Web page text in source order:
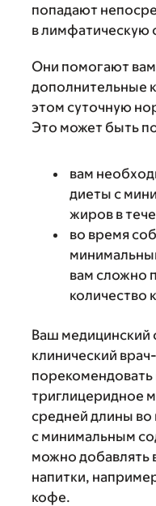
попадают
в лимфатическую
Они помогают
дополнительные
этом суточную
Это может быть
вам
диеты с
жиров в
во время
вам сложно
количество
Ваш медицинский
клинический
триглицеридное
средней длины
с минимальным
можно добавлять
напитки,
кофе.